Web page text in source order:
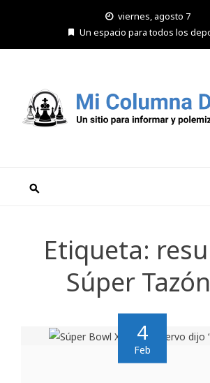
viernes, agosto 7
Un espacio para todos los
Etiqueta:
Súper
4
Feb